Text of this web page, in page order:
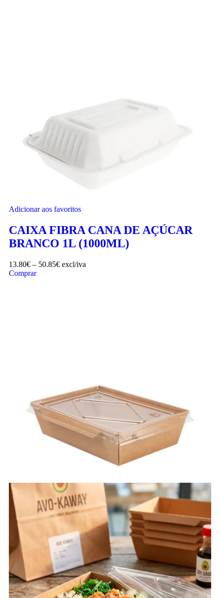
Adicionar aos favoritos
CAIXA FIBRA CANA DE AÇÚCAR
BRANCO 1L (1000ML)
13.80€ – 50.85€ excl/iva
Comprar